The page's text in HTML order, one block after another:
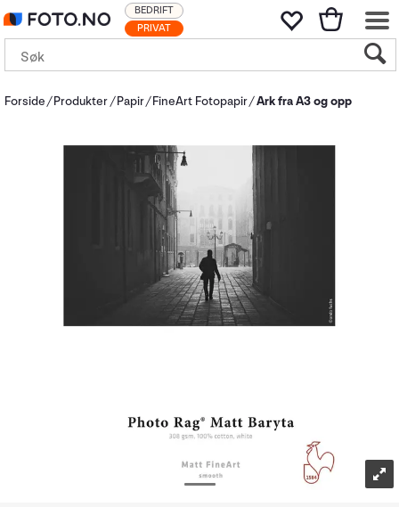
PRIVAT
BEDRIFT
Forside Produkter Papir FineArt Fotopapir Ark fra A3 og opp